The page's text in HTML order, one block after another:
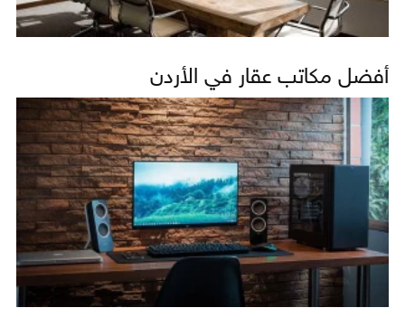
أفضل مكاتب عقار في الأردن